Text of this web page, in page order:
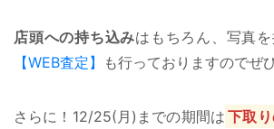
店頭への持ち込みはもちろん、写真
【WEB査定】
も行っておりますのでぜひ
さらに！12/25(月)までの期間は 下取